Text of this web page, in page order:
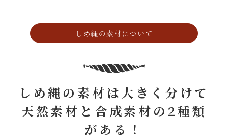
しめ縄の素材について
しめ縄の素材は大きく分けて
天然素材と合成素材の2種類
がある！